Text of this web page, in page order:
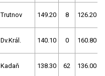
Trutnov 149.20 8 126.20
Dv.Král. 140.10 0 160.80
Kadaň 138.30 62 136.00